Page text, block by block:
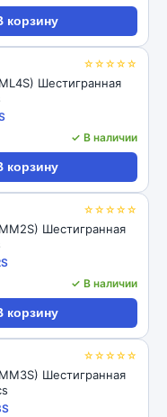
корзину
☆☆☆☆☆
Шестигранная
✓ В наличии
корзину
☆☆☆☆☆
Шестигранная
✓ В наличии
корзину
☆☆☆☆☆
Шестигранная